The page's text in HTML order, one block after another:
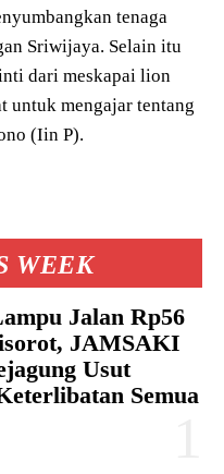
WEEK
Jalan Rp56
JAMSAKI
Usut
Semua
tenaga
Sriwijaya. Selain itu
dari meskapai lion
untuk mengajar tentang
(Iin P).